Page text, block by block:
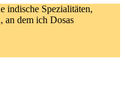
indische Spezialitäten,
an dem ich Dosas